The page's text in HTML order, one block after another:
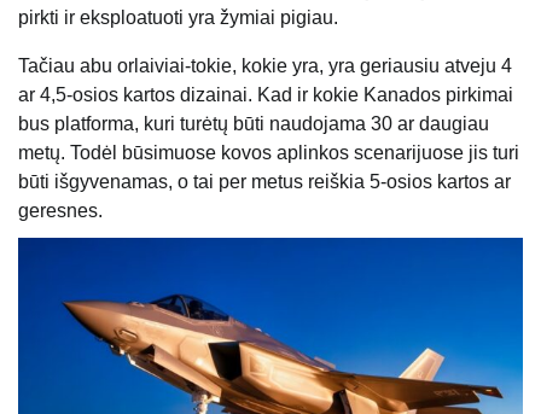
pirkti ir eksploatuoti yra žymiai pigiau.
Tačiau abu orlaiviai-tokie, kokie yra, yra geriausiu atveju 4
ar 4,5-osios kartos dizainai. Kad ir kokie Kanados pirkimai
bus platforma, kuri turėtų būti naudojama 30 ar daugiau
metų. Todėl būsimuose kovos aplinkos scenarijuose jis turi
būti išgyvenamas, o tai per metus reiškia 5-osios kartos ar
geresnes.